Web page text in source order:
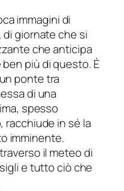
immagini di
di giornate che si
che anticipa
ben più di questo. È
ponte tra
di una
spesso
racchiude in sé la
imminente.
il meteo di
e tutto ciò che